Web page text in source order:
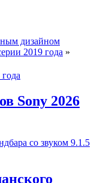
дизайном
2019 года »
Sony 2026